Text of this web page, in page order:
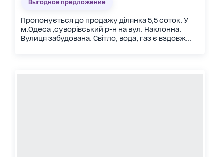
Выгодное предложение
Пропонується до продажу ділянка 5,5 соток. У
м.Одеса ,суворівський р-н на вул. Наклонна.
Вулиця забудована. Світло, вода, газ є вздовж...